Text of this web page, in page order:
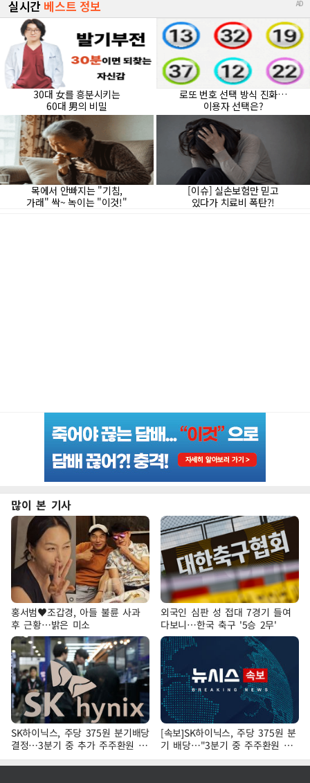
많이 본 기사
홍서범♥조갑경, 아들 불륜 사과
후 근황…밝은 미소
외국인 심판 성 접대 7경기 들여
다보니…한국 축구 '5승 2무'
SK하이닉스, 주당 375원 분기배당
결정…3분기 중 추가 주주환원 발
표
[속보]SK하이닉스, 주당 375원 분
기 배당…"3분기 중 주주환원 방
안 확정"